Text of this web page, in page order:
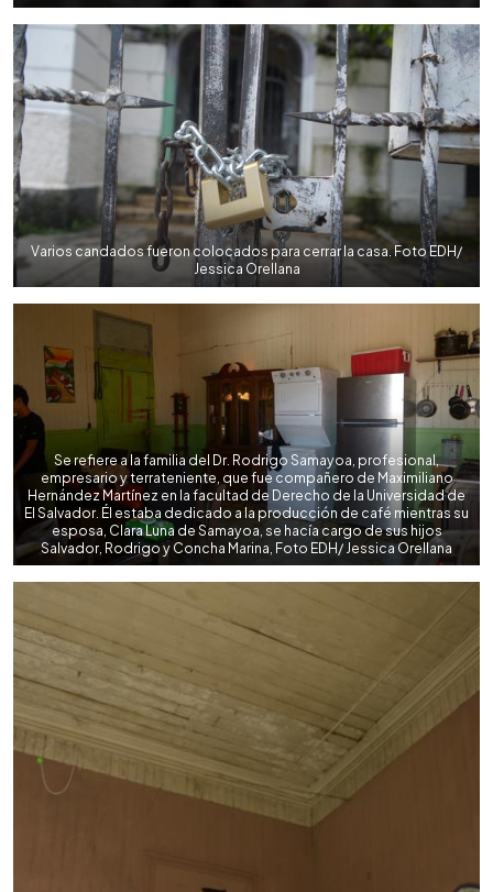
Varios candados fueron colocados para cerrar la casa. Foto EDH/
Jessica Orellana
Se refiere a la familia del Dr. Rodrigo Samayoa, profesional,
empresario y terrateniente, que fue compañero de Maximiliano
Hernández Martínez en la facultad de Derecho de la Universidad de
El Salvador. Él estaba dedicado a la producción de café mientras su
esposa, Clara Luna de Samayoa, se hacía cargo de sus hijos
Salvador, Rodrigo y Concha Marina, Foto EDH/ Jessica Orellana